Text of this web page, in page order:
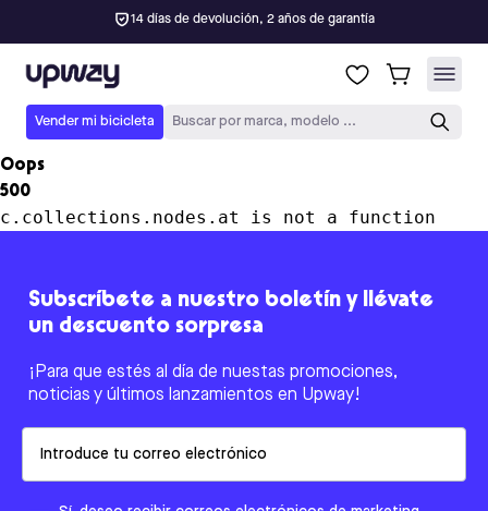
14 días de devolución, 2 años de garantía
Upway
Vender mi bicicleta Buscar por marca, modelo ...
Oops
500
c.collections.nodes.at is not a function
Subscríbete a nuestro boletín y llévate
un descuento sorpresa
¡Para que estés al día de nuestas promociones,
noticias y últimos lanzamientos en Upway!